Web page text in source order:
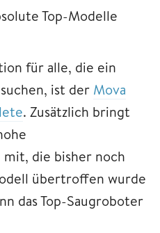
Top-Modelle
für alle, die ein
ist der Mova
. Zusätzlich bringt
die bisher noch
übertroffen wurde
das Top-Saugroboter